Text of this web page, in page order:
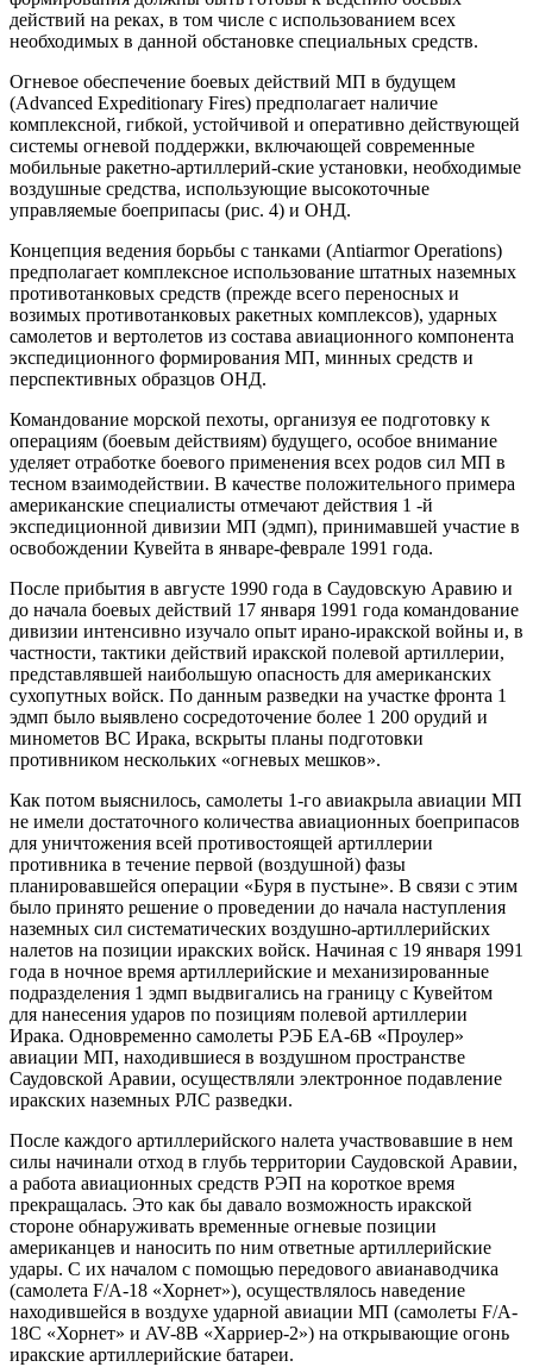
действий на реках, в том числе с использованием всех
необходимых в данной обстановке специальных средств.
Огневое обеспечение боевых действий МП в будущем
(Advanced Expeditionary Fires) предполагает наличие
комплексной, гибкой, устойчивой и оперативно действующей
системы огневой поддержки, включающей современные
мобильные ракетно-артиллерий-ские установки, необходимые
воздушные средства, использующие высокоточные
управляемые боеприпасы (рис. 4) и ОНД.
Концепция ведения борьбы с танками (Antiarmor Operations)
предполагает комплексное использование штатных наземных
противотанковых средств (прежде всего переносных и
возимых противотанковых ракетных комплексов), ударных
самолетов и вертолетов из состава авиационного компонента
экспедиционного формирования МП, минных средств и
перспективных образцов ОНД.
Командование морской пехоты, организуя ее подготовку к
операциям (боевым действиям) будущего, особое внимание
уделяет отработке боевого применения всех родов сил МП в
тесном взаимодействии. В качестве положительного примера
американские специалисты отмечают действия 1 -й
экспедиционной дивизии МП (эдмп), принимавшей участие в
освобождении Кувейта в январе-феврале 1991 года.
После прибытия в августе 1990 года в Саудовскую Аравию и
до начала боевых действий 17 января 1991 года командование
дивизии интенсивно изучало опыт ирано-иракской войны и, в
частности, тактики действий иракской полевой артиллерии,
представлявшей наибольшую опасность для американских
сухопутных войск. По данным разведки на участке фронта 1
эдмп было выявлено сосредоточение более 1 200 орудий и
минометов ВС Ирака, вскрыты планы подготовки
противником нескольких «огневых мешков».
Как потом выяснилось, самолеты 1-го авиакрыла авиации МП
не имели достаточного количества авиационных боеприпасов
для уничтожения всей противостоящей артиллерии
противника в течение первой (воздушной) фазы
планировавшейся операции «Буря в пустыне». В связи с этим
было принято решение о проведении до начала наступления
наземных сил систематических воздушно-артиллерийских
налетов на позиции иракских войск. Начиная с 19 января 1991
года в ночное время артиллерийские и механизированные
подразделения 1 эдмп выдвигались на границу с Кувейтом
для нанесения ударов по позициям полевой артиллерии
Ирака. Одновременно самолеты РЭБ ЕА-6В «Проулер»
авиации МП, находившиеся в воздушном пространстве
Саудовской Аравии, осуществляли электронное подавление
иракских наземных РЛС разведки.
После каждого артиллерийского налета участвовавшие в нем
силы начинали отход в глубь территории Саудовской Аравии,
а работа авиационных средств РЭП на короткое время
прекращалась. Это как бы давало возможность иракской
стороне обнаруживать временные огневые позиции
американцев и наносить по ним ответные артиллерийские
удары. С их началом с помощью передового авианаводчика
(самолета F/A-18 «Хорнет»), осуществлялось наведение
находившейся в воздухе ударной авиации МП (самолеты F/A-
18С «Хорнет» и AV-8B «Харриер-2») на открывающие огонь
иракские артиллерийские батареи.